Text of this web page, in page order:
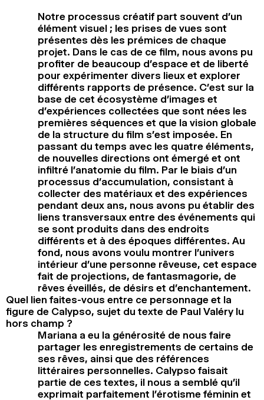
Notre processus créatif part souvent d’un
élément visuel ; les prises de vues sont
présentes dès les prémices de chaque
projet. Dans le cas de ce film, nous avons pu
profiter de beaucoup d’espace et de liberté
pour expérimenter divers lieux et explorer
différents rapports de présence. C’est sur la
base de cet écosystème d’images et
d’expériences collectées que sont nées les
premières séquences et que la vision globale
de la structure du film s’est imposée. En
passant du temps avec les quatre éléments,
de nouvelles directions ont émergé et ont
infiltré l’anatomie du film. Par le biais d’un
processus d’accumulation, consistant à
collecter des matériaux et des expériences
pendant deux ans, nous avons pu établir des
liens transversaux entre des événements qui
se sont produits dans des endroits
différents et à des époques différentes. Au
fond, nous avons voulu montrer l’univers
intérieur d’une personne rêveuse, cet espace
fait de projections, de fantasmagorie, de
rêves éveillés, de désirs et d’enchantement.
Quel lien faites-vous entre ce personnage et la
figure de Calypso, sujet du texte de Paul Valéry lu
hors champ ?
Mariana a eu la générosité de nous faire
partager les enregistrements de certains de
ses rêves, ainsi que des références
littéraires personnelles. Calypso faisait
partie de ces textes, il nous a semblé qu’il
exprimait parfaitement l’érotisme féminin et